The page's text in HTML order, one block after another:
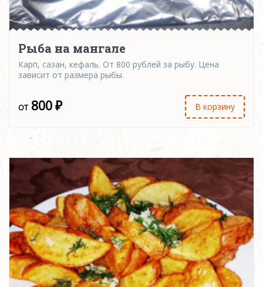
Рыба на мангале
Карп, сазан, кефаль. От 800 рублей за рыбу. Цена
зависит от размера рыбы.
800₽ В корзину